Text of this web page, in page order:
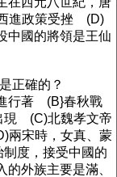
進政策受挫 (D)
中國的將領是王仙
正確的？
行著 (B}春秋戰
現 (C)北魏孝文帝
兩宋時，女真、蒙
度，接受中國的
外族主要是滿、